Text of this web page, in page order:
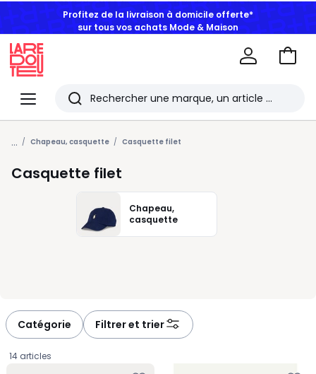
Profitez de la livraison à domicile offerte*
sur tous vos achats Mode & Maison
Menu
Redoute
Rechercher
Les
derniers
articles
consultés
Aller
... Chapeau, casquette Casquette filet
Casquette filet
Chapeau,
casquette
Catégorie Filtrer et trier
14 articles